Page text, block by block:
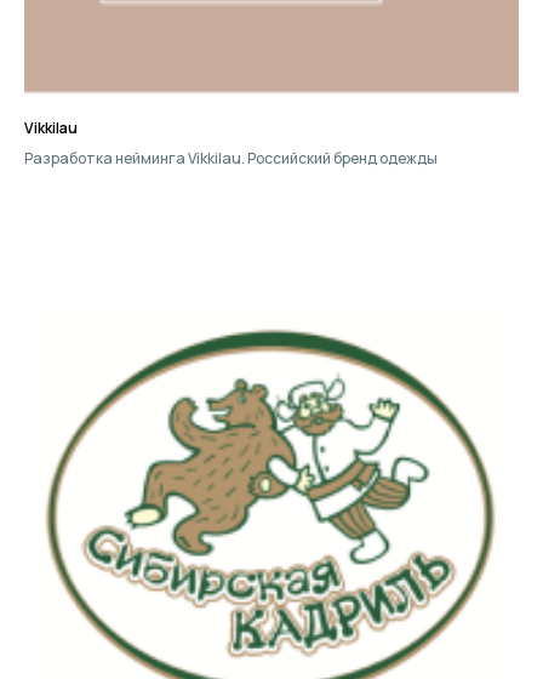
Vikkilau
Разработка нейминга Vikkilau. Российский бренд одежды